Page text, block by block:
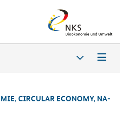
CIR­CU­LAR ECO­NO­MY, NA­